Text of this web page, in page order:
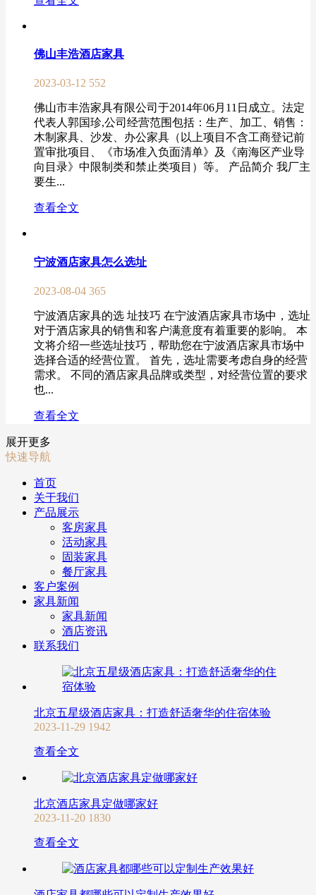
佛山丰浩酒店家具
2023-03-12 552
佛山市丰浩家具有限公司于2014年06月11日成立。法定
代表人郭国珍,公司经营范围包括：生产、加工、销售：
木制家具、沙发、办公家具（以上项目不含工商登记前
置审批项目、《市场准入负面清单》及《南海区产业导
向目录》中限制类和禁止类项目）等。 产品简介 我厂主
要生...
查看全文
宁波酒店家具怎么选址
2023-08-04 365
宁波酒店家具的选 址技巧 在宁波酒店家具市场中，选址
对于酒店家具的销售和客户满意度有着重要的影响。 本
文将介绍一些选址技巧，帮助您在宁波酒店家具市场中
选择合适的经营位置。 首先，选址需要考虑自身的经营
需求。 不同的酒店家具品牌或类型，对经营位置的要求
也...
查看全文
展开更多
快速导航
首页
关于我们
产品展示
客房家具
活动家具
固装家具
餐厅家具
客户案例
家具新闻
家具新闻
酒店资讯
联系我们
北京五星级酒店家具：打造舒适奢华的住宿体验
2023-11-29 1942
查看全文
北京酒店家具定做哪家好
2023-11-20 1830
查看全文